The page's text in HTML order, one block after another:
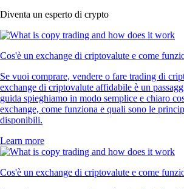
Diventa un esperto di crypto
Cos'è un exchange di criptovalute e come
Se vuoi comprare, vendere o fare trading di
exchange di criptovalute affidabile è un
guida spieghiamo in modo semplice e chiaro
exchange, come funziona e quali sono le
disponibili.
Learn more
Cos'è un exchange di criptovalute e come